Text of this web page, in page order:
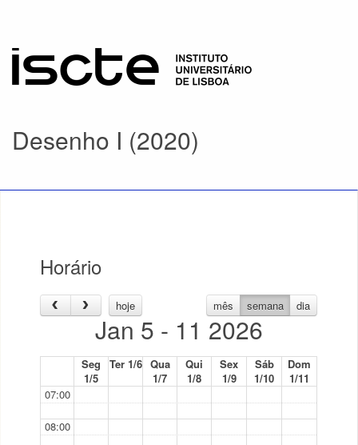
Desenho I (2020)
Horário
hoje mês semana dia
Jan 5 - 11 2026
Seg
1/5
Ter 1/6 Qua
1/7
Qui
1/8
Sex
1/9
Sáb
1/10
Dom
1/11
07:00
08:00